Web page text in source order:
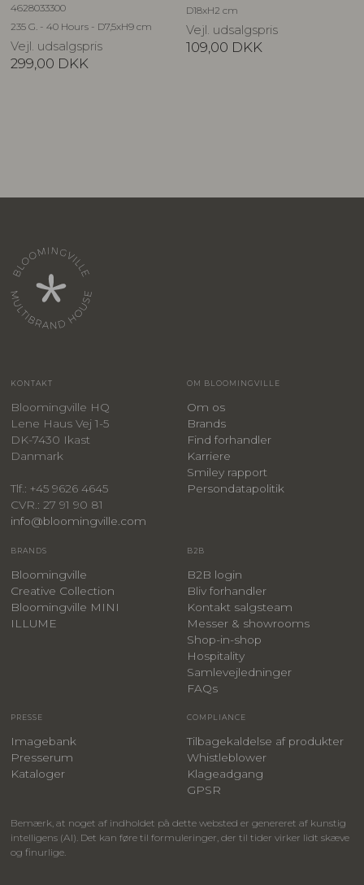
4628033300
235 G. - 40 Hours - D7,5xH9 cm
Vejl. udsalgspris
299,00 DKK
D18xH2 cm
Vejl. udsalgspris
109,00 DKK
KONTAKT
Bloomingville HQ
Lene Haus Vej 1-5
DK-7430 Ikast
Danmark
Tlf.: +45 9626 4645
CVR.: 27 91 90 81
info@bloomingville.com
OM BLOOMINGVILLE
Om os
Brands
Find forhandler
Karriere
Smiley rapport
Persondatapolitik
BRANDS
Bloomingville
Creative Collection
Bloomingville MINI
ILLUME
B2B
B2B login
Bliv forhandler
Kontakt salgsteam
Messer & showrooms
Shop-in-shop
Hospitality
Samlevejledninger
FAQs
PRESSE
Imagebank
Presserum
Kataloger
COMPLIANCE
Tilbagekaldelse af produkter
Whistleblower
Klageadgang
GPSR
Bemærk, at noget af indholdet på dette websted er genereret af kunstig
intelligens (AI). Det kan føre til formuleringer, der til tider virker lidt skæve
og finurlige.